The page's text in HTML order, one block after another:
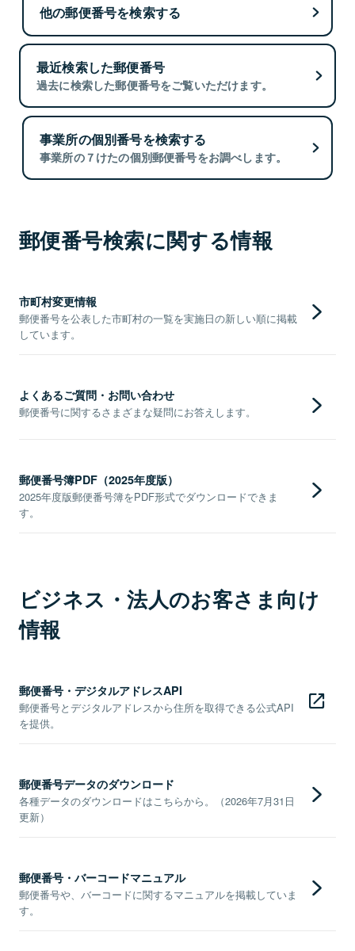
他の郵便番号を検索する
最近検索した郵便番号
過去に検索した郵便番号をご覧いただけます。
事業所の個別番号を検索する
事業所の７けたの個別郵便番号をお調べします。
郵便番号検索に関する情報
市町村変更情報
郵便番号を公表した市町村の一覧を実施日の新しい順に掲載
しています。
よくあるご質問・お問い合わせ
郵便番号に関するさまざまな疑問にお答えします。
郵便番号簿PDF（2025年度版）
2025年度版郵便番号簿をPDF形式でダウンロードできま
す。
ビジネス・法人のお客さま向け
情報
郵便番号・デジタルアドレスAPI
郵便番号とデジタルアドレスから住所を取得できる公式API
を提供。
郵便番号データのダウンロード
各種データのダウンロードはこちらから。（2026年7月31日
更新）
郵便番号・バーコードマニュアル
郵便番号や、バーコードに関するマニュアルを掲載していま
す。